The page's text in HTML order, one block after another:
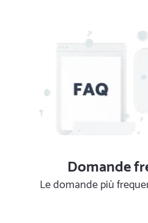
Domande
Le domande più